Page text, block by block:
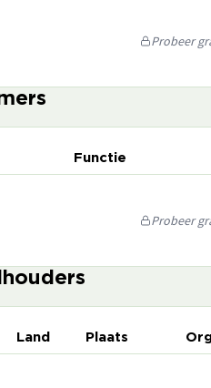
Probeer
Functie
Probeer
Land Plaats